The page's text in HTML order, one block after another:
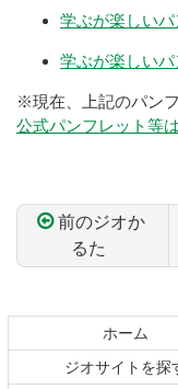
学ぶが楽しいパ
学ぶが楽しいパ
※現在、上記のパン
公式パンフレット等
前のジオか
るた
ン
の
ホーム
ジオサイトを探